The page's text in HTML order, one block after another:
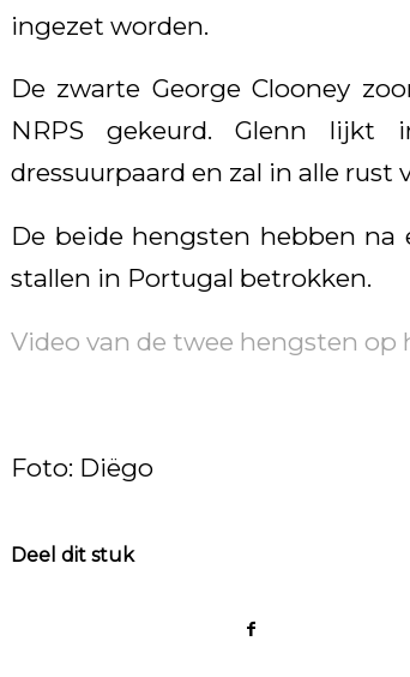
ingezet worden.
De zwarte George Clooney
NRPS gekeurd. Glenn lijkt
dressuurpaard en zal in alle
De beide hengsten hebben na
stallen in Portugal betrokken.
Video van de twee hengsten op
Foto: Diëgo
Deel dit stuk